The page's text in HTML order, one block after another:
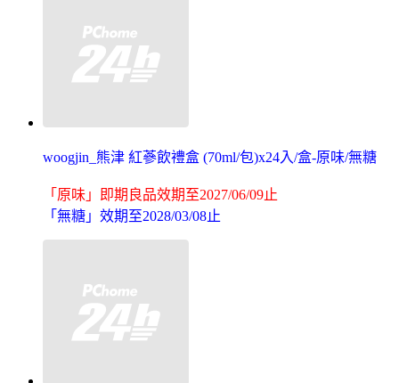
woogjin_熊津 紅蔘飲禮盒 (70ml/包)x24入/盒-原味/無糖
「原味」即期良品效期至2027/06/09止
「無糖」效期至2028/03/08止